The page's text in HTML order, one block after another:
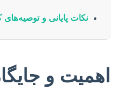
نکات پایانی و توصیه‌های
اهمیت و